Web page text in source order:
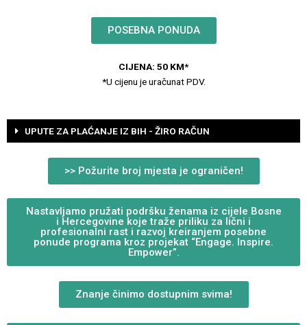
POSEBNA PONUDA
CIJENA: 50 KM*
*U cijenu je uračunat PDV.
UPUTE ZA PLAĆANJE IZ BIH - ŽIRO RAČUN
>> Požurite broj mjesta je ograničen!
Nastavljamo pružati podršku ženama iz cijele Bosne
i Hercegovine koje traže priliku za lični i
profesionalni rast i razvoj kreiranjem posebne
ponude programa kroz projekat “Engage. Inspire.
Empower”.
Znanje činimo dostupnim svima!